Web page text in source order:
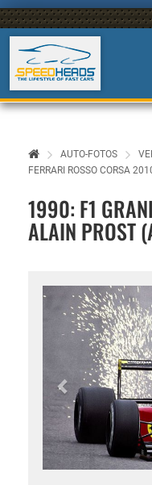
AUTO-FOTOS
FERRARI ROSSO CORSA
1990: F1
ALAIN PROST